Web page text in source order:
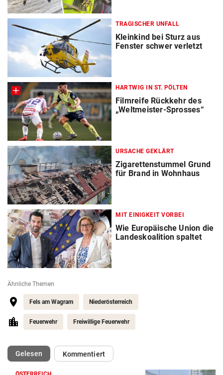
TRAGISCHER UNFALL
Kleinkind bei Sturz aus
Fenster schwer verletzt
HARTWIG IN ST. PÖLTEN
Filmreife Rückkehr des
„Weltmeister-Sprosses“
URSACHE GEKLÄRT
Zigarettenstummel Grund
für Brand in Wohnhaus
MIT EINIGKEIT VORBEI
Wie Europäische Union die
Landeskoalition spaltet
Ähnliche Themen
Fels am Wagram Niederösterreich
Feuerwehr Freiwillige Feuerwehr
Gelesen(ausgewählt)Kommentiert